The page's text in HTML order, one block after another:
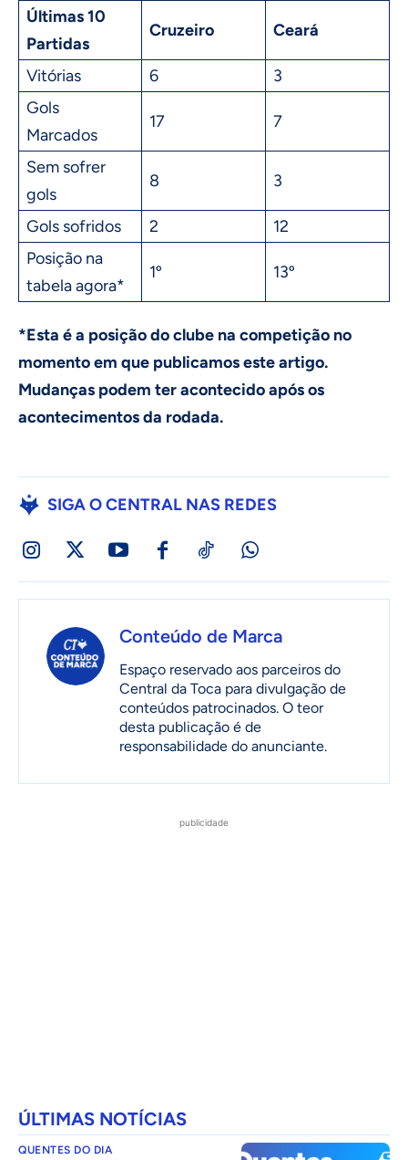
Últimas 10
Partidas
Cruzeiro Ceará
Vitórias 6
3
Gols
Marcados
17 7
Sem sofrer
gols
8 3
Gols sofridos 2
12
Posição na
tabela agora*
1º 13º
*Esta é a posição do clube na competição no
momento em que publicamos este artigo.
Mudanças podem ter acontecido após os
acontecimentos da rodada.
SIGA O CENTRAL NAS REDES
Conteúdo de Marca
Espaço reservado aos parceiros do
Central da Toca para divulgação de
conteúdos patrocinados. O teor
desta publicação é de
responsabilidade do anunciante.
publicidade
ÚLTIMAS NOTÍCIAS
QUENTES DO DIA